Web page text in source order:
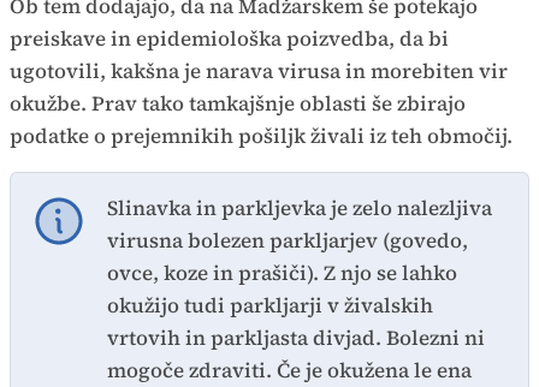
Ob tem dodajajo, da na Madžarskem še potekajo
preiskave in epidemiološka poizvedba, da bi
ugotovili, kakšna je narava virusa in morebiten vir
okužbe. Prav tako tamkajšnje oblasti še zbirajo
podatke o prejemnikih pošiljk živali iz teh območij.
Slinavka in parkljevka je zelo nalezljiva
virusna bolezen parkljarjev (govedo,
ovce, koze in prašiči). Z njo se lahko
okužijo tudi parkljarji v živalskih
vrtovih in parkljasta divjad. Bolezni ni
mogoče zdraviti. Če je okužena le ena